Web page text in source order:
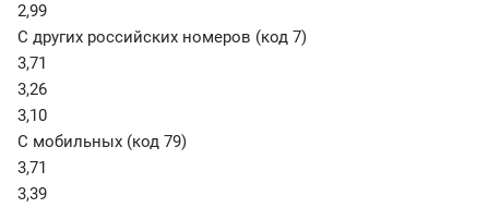
2,99
С других российских номеров (код 7)
3,71
3,26
3,10
С мобильных (код 79)
3,71
3,39